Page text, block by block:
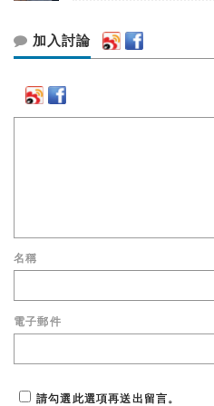
加入討論
名稱
電子郵件
請勾選此選項再送出留言。